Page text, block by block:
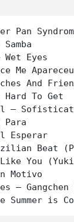
Pan
Eyes
Me
And
To Get
–
Para
Esperar
Beat
You
Motivo
– Gangchen